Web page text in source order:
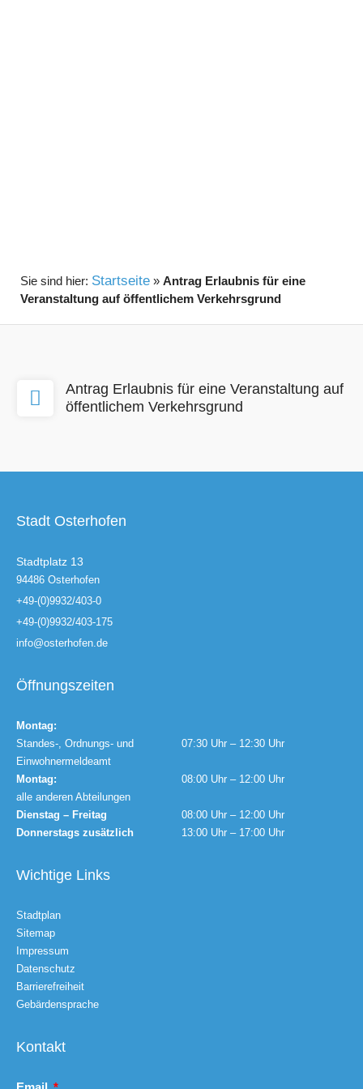
Startseite» Antrag Erlaubnis für eine
Veranstaltung auf öffentlichem Verkehrsgrund
Antrag Erlaubnis für eine Veranstaltung auf
öffentlichem Verkehrsgrund
Stadt Osterhofen
Stadtplatz 13
94486 Osterhofen
+49-(0)9932/403-0
+49-(0)9932/403-175
info@osterhofen.de
Öffnungszeiten
Montag:
Standes-, Ordnungs- und
Einwohnermeldeamt
07:30 Uhr – 12:30 Uhr
Montag:
alle anderen Abteilungen
08:00 Uhr – 12:00 Uhr
Dienstag – Freitag
08:00 Uhr – 12:00 Uhr
Donnerstags zusätzlich
13:00 Uhr – 17:00 Uhr
Wichtige Links
Stadtplan
Sitemap
Impressum
Datenschutz
Barrierefreiheit
Gebärdensprache
Kontakt